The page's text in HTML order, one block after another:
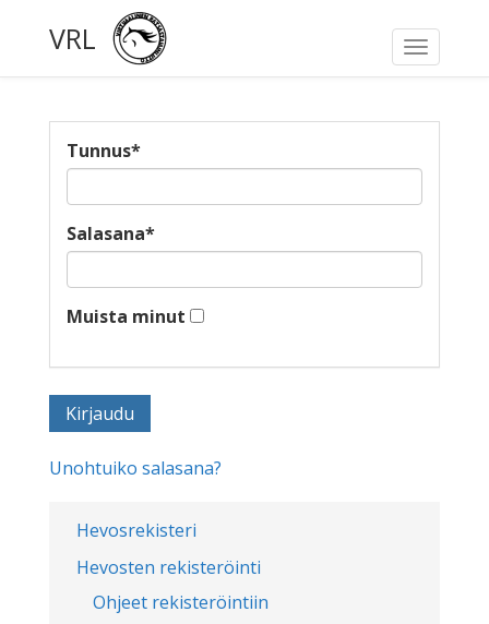
Toggle
VRL
Hevosrekisteri
Hevosten rekisteröinti
Ohjeet rekisteröintiin
Tunnus*
Salasana*
Muista minut
Unohtuiko salasana?